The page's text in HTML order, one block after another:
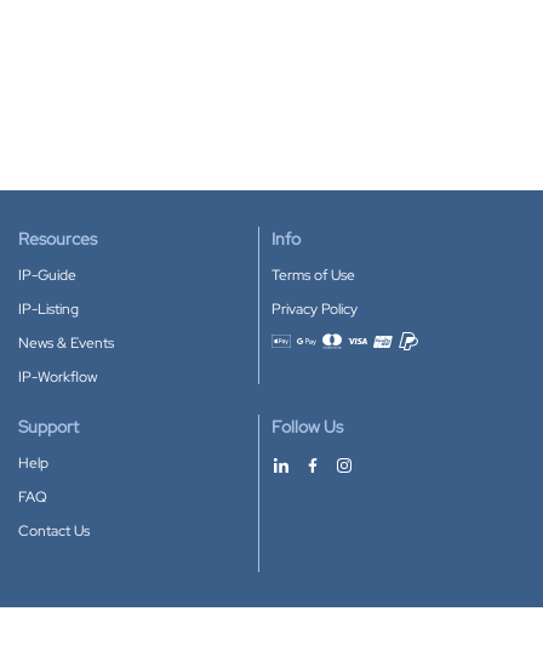
Resources
IP-Guide
IP-Listing
News & Events
IP-Workflow
Info
Terms of Use
Privacy Policy
Accepted payment methods
Support
Help
FAQ
Contact Us
Follow Us